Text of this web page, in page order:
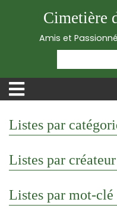
Cimetière
Amis et
Listes par
Listes par créateur
Listes par mot-clé